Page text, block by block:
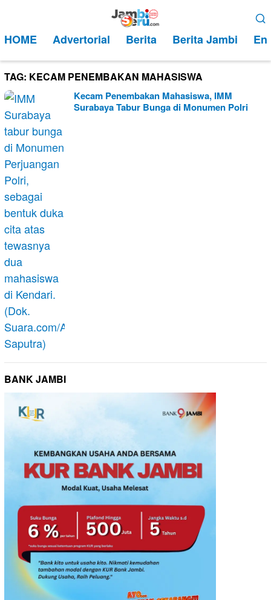
kontenMobile
HOME Advertorial Berita Berita Jambi
TAG: KECAM PENEMBAKAN MAHASISWA
Kecam Penembakan Mahasiswa, IMM
Surabaya Tabur Bunga di Monumen Polri
BANK JAMBI